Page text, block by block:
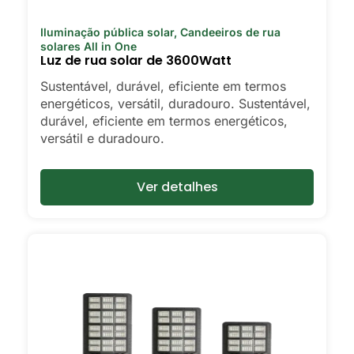
🛒 [Comprar agora] | 📞 [Contactar o
serviço de apoio ao cliente] | 📍 Área de
serviço: [mpg_area], [mpg_city]| 📍 Área
de Serviço: [mpg_area], [mpg_city]
Iluminação pública solar, Candeeiros de rua
solares All in One
Luz de rua solar de 3600Watt
Sustentável, durável, eficiente em termos
energéticos, versátil, duradouro. Sustentável,
durável, eficiente em termos energéticos,
versátil e duradouro.
Ver detalhes